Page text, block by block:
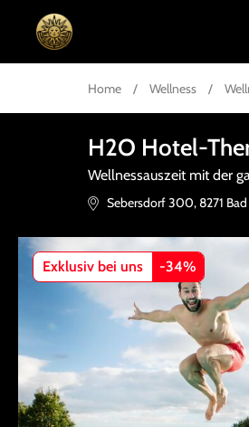
Home / Wellness /
H2O Hotel-
Wellnessauszeit mit der
Sebersdorf 300,8271
Exklusiv bei uns -34%